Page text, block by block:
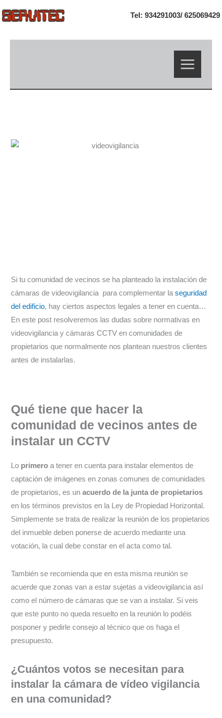
al
Tel: 934291003/ 625069429
Si tu comunidad de vecinos se ha planteado la instalación de
cámaras de videovigilancia para complementar laseguridad
del edificio, hay ciertos aspectos legales a tener en cuenta…
En este post resolveremos las dudas sobre normativas en
videovigilancia y cámaras CCTV en comunidades de
propietarios que normalmente nos plantean nuestros clientes
antes de instalarlas.
Qué tiene que hacer la
comunidad de vecinos antes de
instalar un CCTV
Lo primeroa tener en cuenta para instalar elementos de
captación de imágenes en zonas comunes de comunidades
de propietarios, es unacuerdo de la junta de propietarios
en los términos previstos en la Ley de Propiedad Horizontal.
Simplemente se trata de realizar la reunión de los propietarios
del inmueble deben ponerse de acuerdo mediante una
votación, la cual debe constar en el acta como tal.
También se recomienda que en esta misma reunión se
acuerde que zonas van a estar sujetas a videovigilancia así
como el número de cámaras que se van a instalar. Si veis
que este punto no queda resuelto en la reunión lo podéis
posponer y pedirle consejo al técnico que os haga el
presupuesto.
¿Cuántos votos se necesitan para
instalar la cámara de vídeo vigilancia
en una comunidad?